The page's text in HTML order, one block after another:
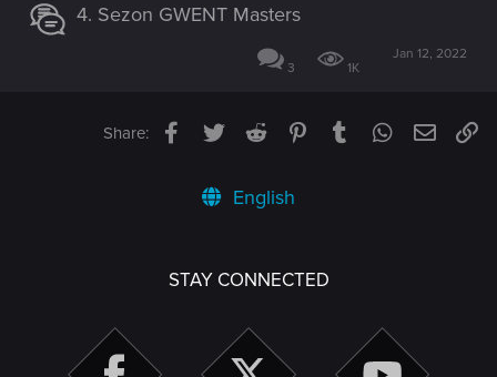
4. Sezon GWENT Masters
3 1K
Jan 12, 2022
Share: Facebook
TwitterReddit PinterestTumblrWhatsApp
Email
English
STAY CONNECTED